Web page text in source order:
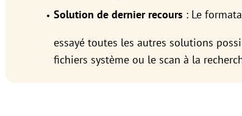
Solution de dernier recours : Le
essayé toutes les autres solutions
fichiers système ou le scan à la